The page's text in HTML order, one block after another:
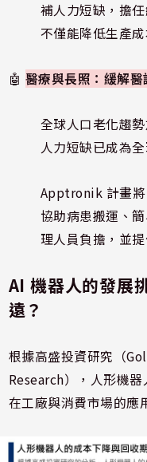
補人力短缺，擔
不僅能降低生產
🤖 醫療與長照：緩解
全球人口老化趨
人力短缺已成為
Apptronik 計畫將
協助病患搬運、
理人員負擔，並
AI 機器人的發展
遠？
根據高盛投資研究（
Research），人形機
在工廠與消費市場的應